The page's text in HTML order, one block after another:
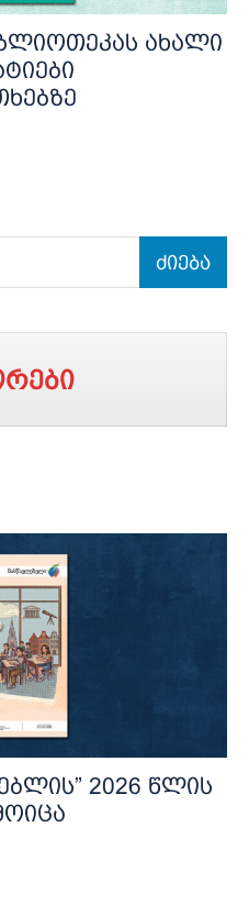
ახალი
ძიება
2026 წლის